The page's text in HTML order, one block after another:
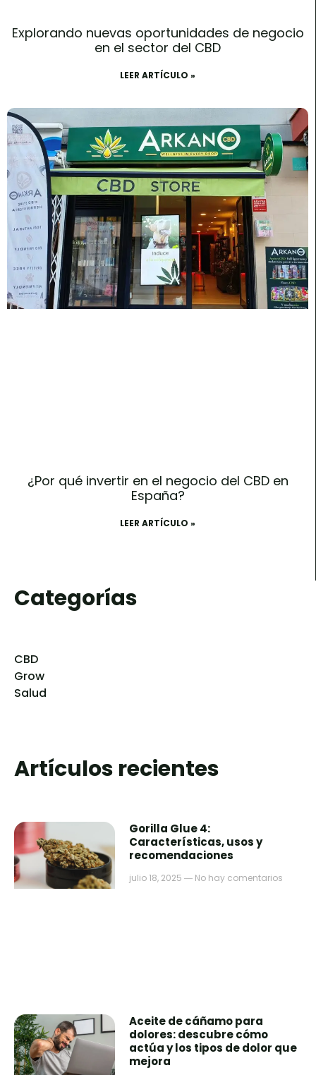
Explorando nuevas oportunidades de negocio
en el sector del CBD
LEER ARTÍCULO »
¿Por qué invertir en el negocio del CBD en
España?
LEER ARTÍCULO »
Categorías
CBD
Grow
Salud
Artículos recientes
Gorilla Glue 4:
Características, usos y
recomendaciones
julio 18, 2025 No hay comentarios
Aceite de cáñamo para
dolores: descubre cómo
actúa y los tipos de dolor que
mejora